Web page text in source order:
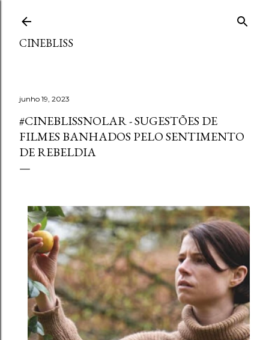
CINEBLISS
junho 19, 2023
#CINEBLISSNOLAR - SUGESTÕES DE
FILMES BANHADOS PELO SENTIMENTO
DE REBELDIA